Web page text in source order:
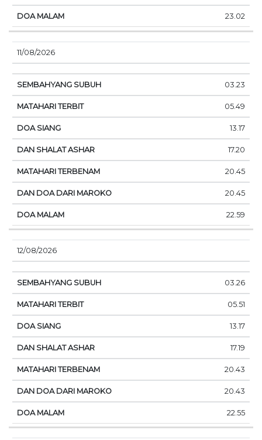
23.02
11/08/2026
03.23
05.49
13.17
17.20
20.45
20.45
22.59
12/08/2026
03.26
05.51
13.17
17.19
20.43
20.43
22.55